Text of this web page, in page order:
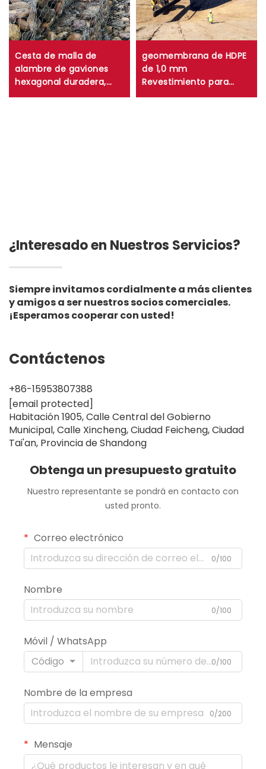
Cesta de malla de
alambre de gaviones
hexagonal duradera,
caja de gaviones de
geomembrana de HDPE
de 1,0 mm
Revestimiento para
estanque de granjas de
¿Interesado en Nuestros Servicios?
Siempre invitamos cordialmente a más clientes
y amigos a ser nuestros socios comerciales.
¡Esperamos cooperar con usted!
Contáctenos
+86-15953807388
[email protected]
Habitación 1905, Calle Central del Gobierno
Municipal, Calle Xincheng, Ciudad Feicheng, Ciudad
Tai'an, Provincia de Shandong
Obtenga un presupuesto gratuito
Nuestro representante se pondrá en contacto con
usted pronto.
Correo electrónico
0/100
Nombre
0/100
Móvil / WhatsApp
Código
0/100
Nombre de la empresa
0/200
Mensaje